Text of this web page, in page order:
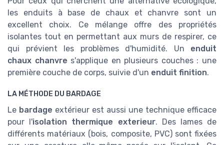
les enduits à base de chaux et chanvre sont un
excellent choix. Ce mélange offre des propriétés
isolantes tout en permettant aux murs de respirer, ce
qui prévient les problèmes d'humidité. Un enduit
chaux chanvre s'applique en plusieurs couches : une
première couche de corps, suivie d'un enduit finition.
LA MÉTHODE DU BARDAGE
Le bardage extérieur est aussi une technique efficace
pour l'isolation thermique exterieur. Des lames de
différents matériaux (bois, composite, PVC) sont fixées